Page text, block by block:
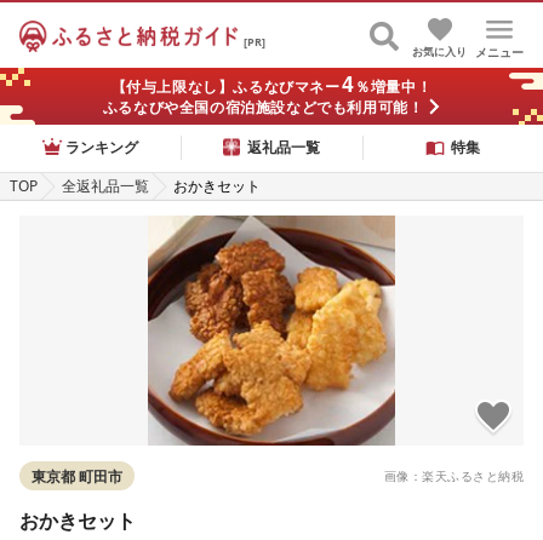
[PR]
メニュー
お気に入り
【付与上限なし】ふるなびマネー4％増量中！
ふるなびや全国の宿泊施設などでも利用可能！
ランキング
返礼品一覧
特集
TOP
全返礼品一覧 おかきセット
画像：楽天ふるさと納税
東京都 町田市
おかきセット